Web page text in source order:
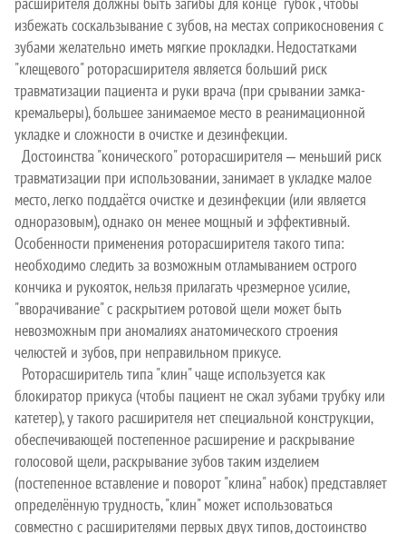
избежать соскальзывание с зубов, на местах соприкосновения с
зубами желательно иметь мягкие прокладки. Недостатками
"клещевого" роторасширителя является больший риск
травматизации пациента и руки врача (при срывании замка-
кремальеры), большее занимаемое место в реанимационной
укладке и сложности в очистке и дезинфекции.
Достоинства "конического" роторасширителя ‒ меньший риск
травматизации при использовании, занимает в укладке малое
место, легко поддаётся очистке и дезинфекции (или является
одноразовым), однако он менее мощный и эффективный.
Особенности применения роторасширителя такого типа:
необходимо следить за возможным отламыванием острого
кончика и рукояток, нельзя прилагать чрезмерное усилие,
"вворачивание" с раскрытием ротовой щели может быть
невозможным при аномалиях анатомического строения
челюстей и зубов, при неправильном прикусе.
Роторасширитель типа "клин" чаще используется как
блокиратор прикуса (чтобы пациент не сжал зубами трубку или
катетер), у такого расширителя нет специальной конструкции,
обеспечивающей постепенное расширение и раскрывание
голосовой щели, раскрывание зубов таким изделием
(постепенное вставление и поворот "клина" набок) представляет
определённую трудность, "клин" может использоваться
совместно с расширителями первых двух типов, достоинство